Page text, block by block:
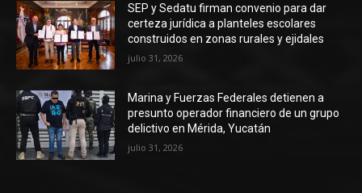
SEP y Sedatu firman convenio para dar
certeza jurídica a planteles escolares
construidos en zonas rurales y ejidales
julio 31, 2026
Marina y Fuerzas Federales detienen a
presunto operador financiero de un grupo
delictivo en Mérida, Yucatán
julio 31, 2026